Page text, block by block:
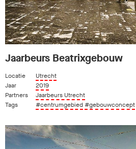
Jaarbeurs Beatrixgebouw
Locatie
Utrecht
Jaar
2019
Partners
Jaarbeurs Utrecht
Tags
#centrumgebied#gebouwconcept